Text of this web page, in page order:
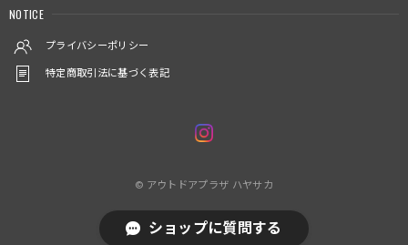
NOTICE
プライバシーポリシー
特定商取引法に基づく表記
© アウトドアプラザ ハヤサカ
ショップに質問する